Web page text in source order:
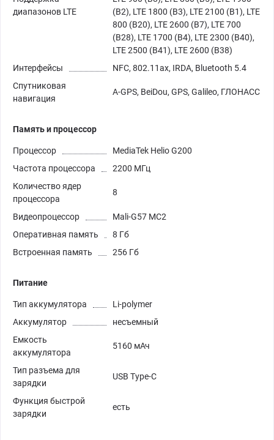
диапазонов LTE
(B2), LTE 1800 (B3), LTE 2100 (B1), LTE
800 (B20), LTE 2600 (B7), LTE 700
(B28), LTE 1700 (B4), LTE 2300 (B40),
LTE 2500 (B41), LTE 2600 (B38)
Интерфейсы
NFC, 802.11ax, IRDA, Bluetooth 5.4
Спутниковая
навигация
A-GPS, BeiDou, GPS, Galileo, ГЛОНАСС
Память и процессор
Процессор
MediaTek Helio G200
Частота процессора
2200 МГц
Количество ядер
процессора
8
Видеопроцессор
Mali-G57 MC2
Оперативная память
8 Гб
Встроенная память
256 Гб
Питание
Тип аккумулятора
Li-polymer
Аккумулятор
несъемный
Емкость
аккумулятора
5160 мАч
Тип разъема для
зарядки
USB Type-C
Функция быстрой
зарядки
есть